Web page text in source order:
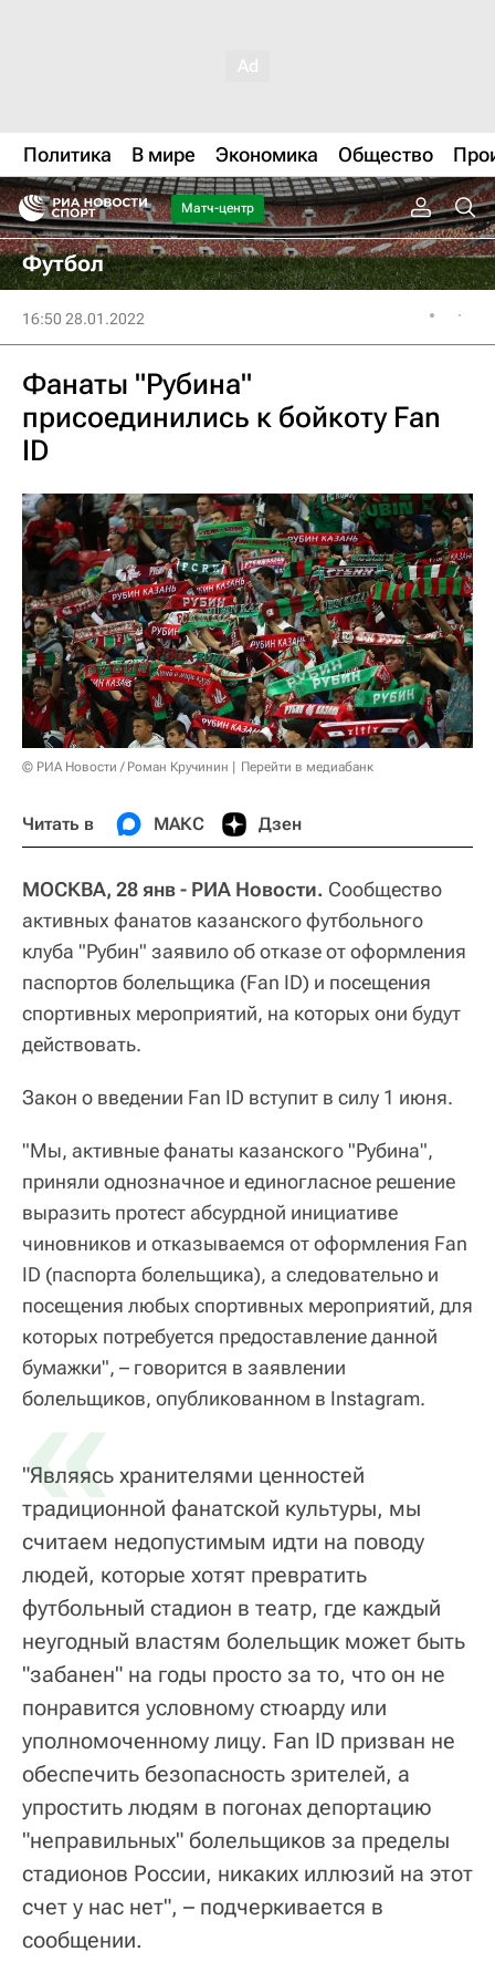
Политика В мире Экономика Общество
Матч-центр
Футбол
16:50 28.01.2022
Фанаты "Рубина"
присоединились к бойкоту Fan
ID
© РИА Новости / Роман Кручинин Перейти в медиабанк
Читать в МАКС Дзен
МОСКВА, 28 янв - РИА Новости. Сообщество
активных фанатов казанского футбольного
клуба "Рубин" заявило об отказе от оформления
паспортов болельщика (Fan ID) и посещения
спортивных мероприятий, на которых они будут
действовать.
Закон о введении Fan ID вступит в силу 1 июня.
"Мы, активные фанаты казанского "Рубина",
приняли однозначное и единогласное решение
выразить протест абсурдной инициативе
чиновников и отказываемся от оформления Fan
ID (паспорта болельщика), а следовательно и
посещения любых спортивных мероприятий, для
которых потребуется предоставление данной
бумажки", – говорится в заявлении
болельщиков, опубликованном в Instagram.
«
"Являясь хранителями ценностей
традиционной фанатской культуры, мы
считаем недопустимым идти на поводу
людей, которые хотят превратить
футбольный стадион в театр, где каждый
неугодный властям болельщик может быть
"забанен" на годы просто за то, что он не
понравится условному стюарду или
уполномоченному лицу. Fan ID призван не
обеспечить безопасность зрителей, а
упростить людям в погонах депортацию
"неправильных" болельщиков за пределы
стадионов России, никаких иллюзий на этот
счет у нас нет", – подчеркивается в
сообщении.